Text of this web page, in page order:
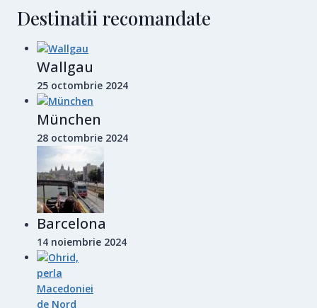
Destinatii recomandate
Wallgau
25 octombrie 2024
München
28 octombrie 2024
Barcelona
14 noiembrie 2024